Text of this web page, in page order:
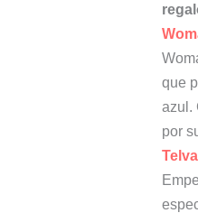
que
azul.
por